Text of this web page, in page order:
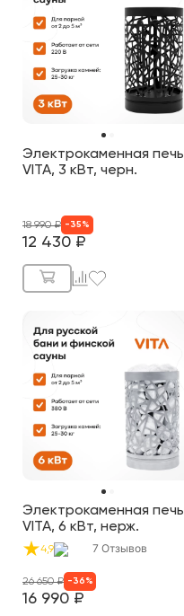
Электрокаменная печь
VITA, 3 кВт, черн.
12 430 ₽
18 990₽ - 35 %
Электрокаменная печь
VITA, 6 кВт, нерж.
4,9 7 Отзывов
16 990 ₽
26 650₽ - 36 %